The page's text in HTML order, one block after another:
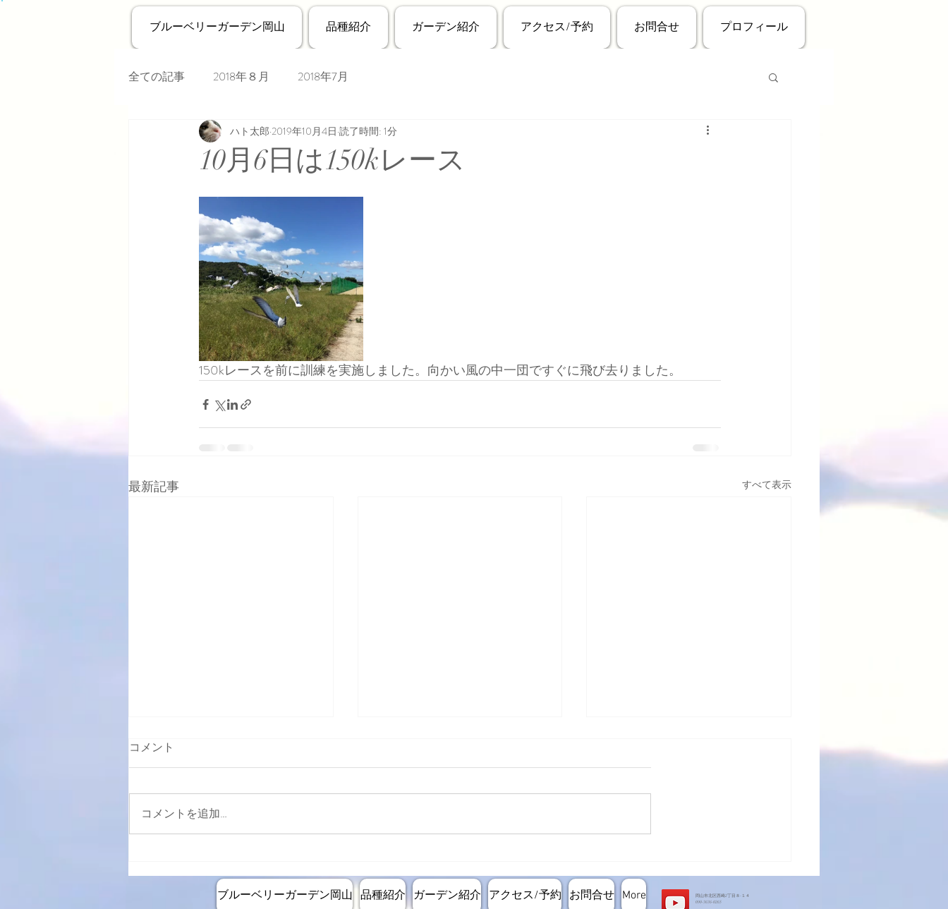
ブルーベリーガーデン岡山 品種紹介 ガーデン紹介 アクセス/予約 お問合せ プロフィール
全ての記事 2018年８月 2018年7月
10月6日は150kレース
ハト太郎 2019年10月4日 読了時間: 1分
150kレースを前に訓練を実施しました。向かい風の中一団ですぐに飛び去りました。
最新記事 すべて表示
します
進んでいます。
コメント
コメントを追加…
ブルーベリーガーデン岡山 品種紹介 ガーデン紹介 アクセス/予約 お問合せ More
岡山市北区西崎2丁目８-１４
​090-3636-0265